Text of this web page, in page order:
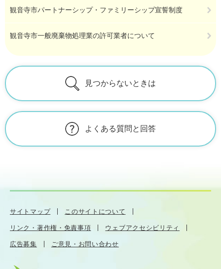
観音寺市パートナーシップ・ファミリーシップ宣誓制度
観音寺市一般廃棄物処理業の許可業者について
見つからないときは
よくある質問と回答
サイトマップ このサイトについて
リンク・著作権・免責事項 ウェブアクセシビリティ
広告募集 ご意見・お問い合わせ